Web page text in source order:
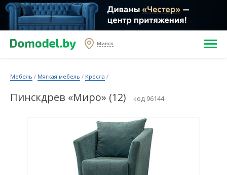
Минск
Мебель / Мягкая мебель / Кресла /
Пинскдрев «Миро» (12) код 96144